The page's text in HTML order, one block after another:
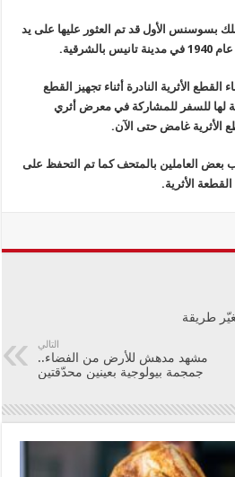
بسوسنس الأول قد تم العثور عليها على يد
الأثرية النادرة أثناء تجهيز القطع
لها للسفر للمشاركة في معرض أثري
الأثرية غامض حتى الآن.
بعض العاملين بالمتحف كما تم التحفظ على
الأثرية.
طريقة
التالي
مشهد مدهش للأرض من الفضاء..
جمجمة بيولوجية بعينين محدّقتين